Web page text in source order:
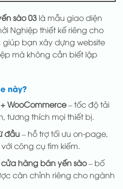
sào 03 là mẫu giao diện
Nghiệp thiết kế riêng cho
bạn xây dựng website
mà không cần biết lập
này?
WooCommerce– tốc độ tải
tương thích mọi thiết bị.
đầu– hỗ trợ tối ưu on-page,
công cụ tìm kiếm.
hàng bán yến sào– bố
cân chỉnh riêng cho ngành